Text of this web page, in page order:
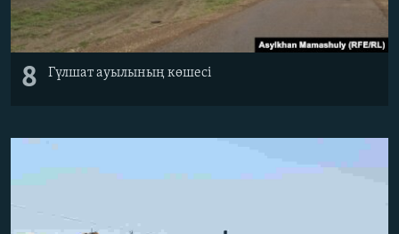
8 Гүлшат ауылының көшесі